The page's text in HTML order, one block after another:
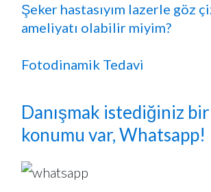
Şeker hastasıyım lazerle göz
ameliyatı olabilir miyim?
Fotodinamik Tedavi
Danışmak istediğiniz bir
konumu var, Whatsapp!